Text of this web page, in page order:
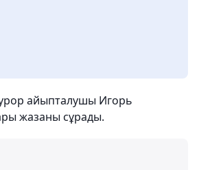
айыпталушы Игорь
жазаны сұрады.